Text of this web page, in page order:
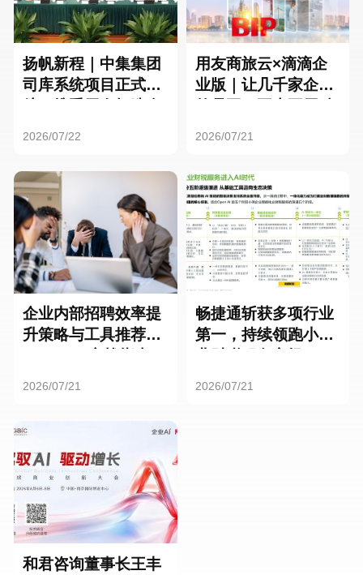
扬帆新程｜中集集团
司库系统项目正式启
2026/07/22
用友商旅云×滴滴企
业版｜让几千家企业
2026/07/21
企业内部招聘效率提
升策略与工具推荐：
2026/07/21
畅捷通斩获多项行业
第一，持续领跑小微
2026/07/21
和君咨询董事长王丰